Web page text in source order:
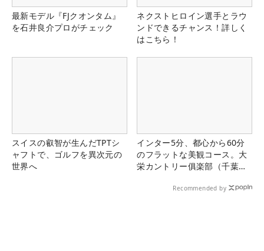
最新モデル『FJクオンタム』
を石井良介プロがチェック
ネクストヒロイン選手とラウ
ンドできるチャンス！詳しく
はこちら！
スイスの叡智が生んだTPTシ
ャフトで、ゴルフを異次元の
世界へ
インター5分、都心から60分
のフラットな美観コース。大
栄カントリー俱楽部（千葉
Recommended by